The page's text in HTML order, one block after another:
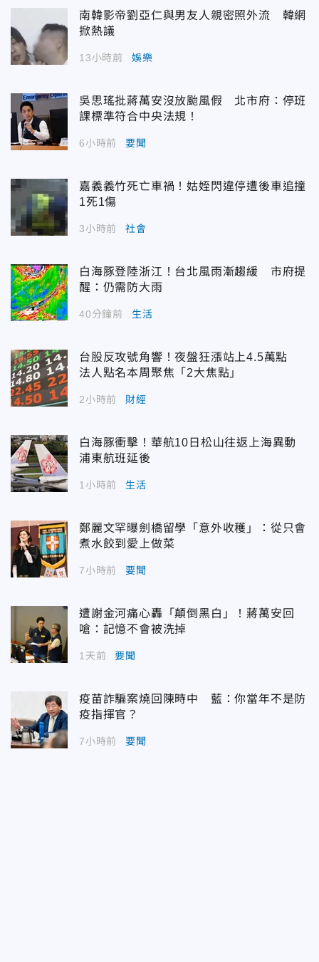
南韓影帝劉亞仁與男友人親密照外流 韓網
掀熱議
13小時前 娛樂
吳思瑤批蔣萬安沒放颱風假 北市府：停班
課標準符合中央法規！
6小時前 要聞
嘉義義竹死亡車禍！姑姪閃違停遭後車追撞
1死1傷
3小時前 社會
白海豚登陸浙江！台北風雨漸趨緩 市府提
醒：仍需防大雨
40分鐘前 生活
台股反攻號角響！夜盤狂漲站上4.5萬點
法人點名本周聚焦「2大焦點」
2小時前 財經
白海豚衝擊！華航10日松山往返上海異動
浦東航班延後
1小時前 生活
鄭麗文罕曝劍橋留學「意外收穫」：從只會
煮水餃到愛上做菜
7小時前 要聞
遭謝金河痛心轟「顛倒黑白」！蔣萬安回
嗆：記憶不會被洗掉
1天前 要聞
疫苗詐騙案燒回陳時中 藍：你當年不是防
疫指揮官？
7小時前 要聞